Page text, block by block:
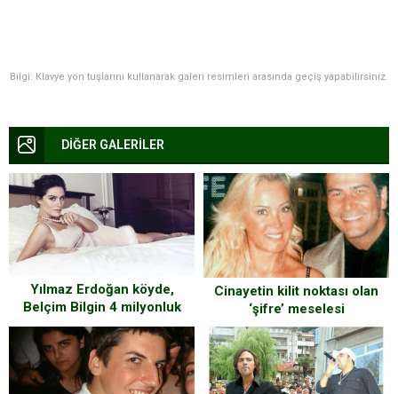
Bilgi: Klavye yön tuşlarını kullanarak galeri resimleri arasında geçiş yapabilirsiniz.
DİĞER GALERİLER
Yılmaz Erdoğan köyde,
Belçim Bilgin 4 milyonluk
evde yaşayacak
Cinayetin kilit noktası olan
‘şifre’ meselesi